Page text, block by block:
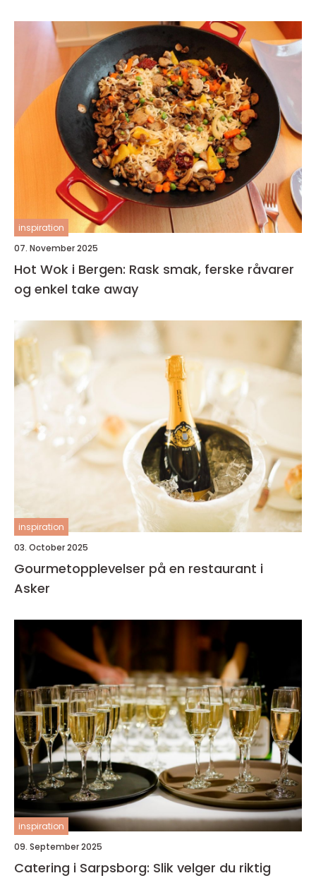
inspiration
07. November 2025
Hot Wok i Bergen: Rask smak, ferske råvarer
og enkel take away
inspiration
03. October 2025
Gourmetopplevelser på en restaurant i
Asker
inspiration
09. September 2025
Catering i Sarpsborg: Slik velger du riktig